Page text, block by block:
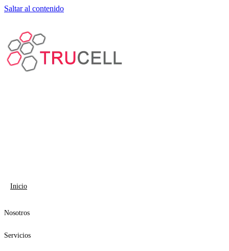
Saltar al contenido
Inicio
Nosotros
Servicios